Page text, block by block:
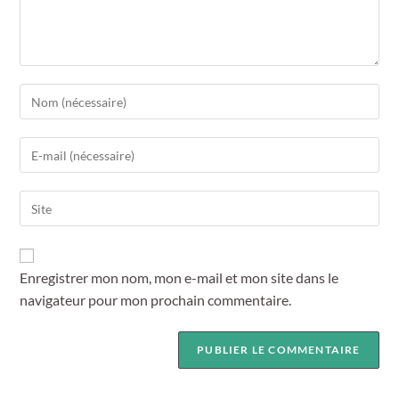
Enregistrer mon nom, mon e-mail et mon site dans le
navigateur pour mon prochain commentaire.